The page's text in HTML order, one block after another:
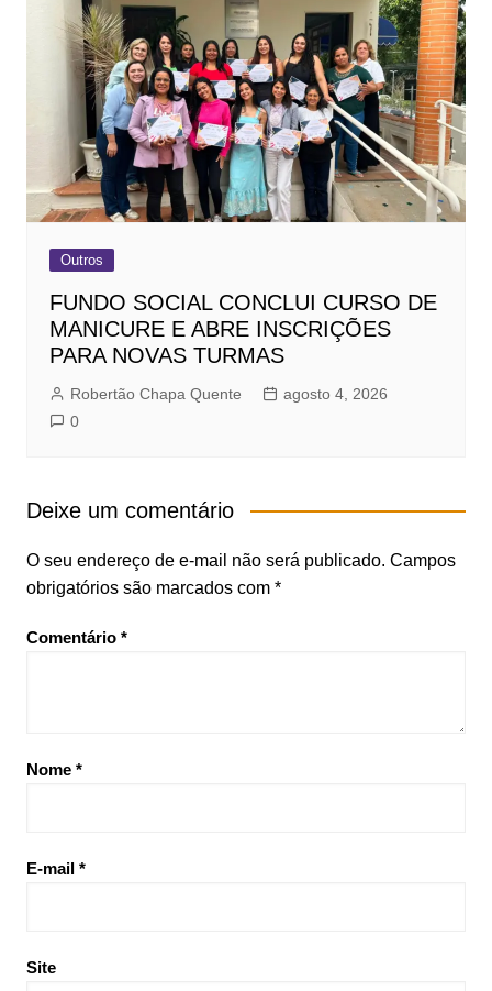
Outros
FUNDO SOCIAL CONCLUI CURSO DE
MANICURE E ABRE INSCRIÇÕES
PARA NOVAS TURMAS
Robertão Chapa Quente
agosto 4, 2026
0
Deixe um comentário
O seu endereço de e-mail não será publicado. Campos
obrigatórios são marcados com *
Comentário *
Nome *
E-mail *
Site